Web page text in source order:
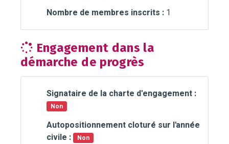
Nombre de membres inscrits : 1
Engagement dans la
démarche de progrès
Signataire de la charte d'engagement :
Non
Autopositionnement cloturé sur l'année
civile :
Non